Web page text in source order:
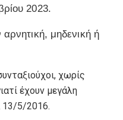
2023.
αρνητική, μηδενική ή
χωρίς
έχουν μεγάλη
13/5/2016.